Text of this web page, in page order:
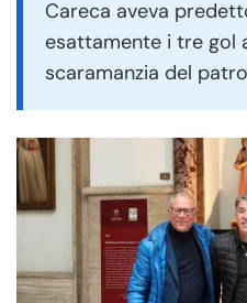
Careca aveva
esattamente i tre gol
scaramanzia del